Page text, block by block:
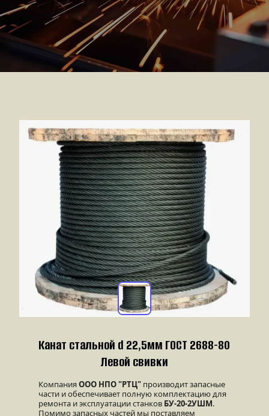
Канат стальной d 22,5мм ГОСТ 2688-80
Левой свивки
Компания ООО НПО "РТЦ" производит запасные
части и обеспечивает полную комплектацию для
ремонта и эксплуатации станков БУ-20-2УШМ.